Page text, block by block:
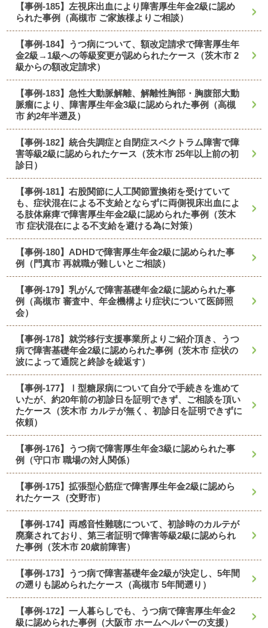
【事例-185】左視床出血により障害厚生年金2級に認め
られた事例（高槻市 ご家族様よりご相談）
【事例-184】うつ病について、額改定請求で障害厚生年
金2級→1級への等級変更が認められたケース（茨木市 2
級からの額改定請求）
【事例-183】急性大動脈解離、解離性胸部・胸腹部大動
脈瘤により、障害厚生年金3級に認められた事例（高槻
市 約2年半遡及）
【事例-182】統合失調症と自閉症スペクトラム障害で障
害等級2級に認められたケース（茨木市 25年以上前の初
診日）
【事例-181】右股関節に人工関節置換術を受けていて
も、症状混在による不支給とならずに両側視床出血によ
る肢体麻痺で障害厚生年金2級に認められた事例（茨木
市 症状混在による不支給を避ける為に対策）
【事例-180】ADHDで障害厚生年金2級に認められた事
例（門真市 再就職が難しいとご相談）
【事例-179】乳がんで障害基礎年金2級に認められた事
例（高槻市 審査中、年金機構より症状について医師照
会）
【事例-178】就労移行支援事業所よりご紹介頂き、うつ
病で障害基礎年金2級に認められた事例（茨木市 症状の
波によって通院と終診を繰返す）
【事例-177】Ⅰ型糖尿病について自分で手続きを進めて
いたが、約20年前の初診日を証明できず、ご相談を頂い
たケース（茨木市 カルテが無く、初診日を証明できずに
依頼）
【事例-176】うつ病で障害厚生年金3級に認められた事
例（守口市 職場の対人関係）
【事例-175】拡張型心筋症で障害厚生年金2級に認めら
れたケース（交野市）
【事例-174】両感音性難聴について、初診時のカルテが
廃棄されており、第三者証明で障害等級2級に認められ
た事例（茨木市 20歳前障害）
【事例-173】うつ病で障害基礎年金2級が決定し、5年間
の遡りも認められたケース（高槻市 5年間遡り）
【事例-172】一人暮らしでも、うつ病で障害厚生年金2
級に認められた事例（大阪市 ホームヘルパーの支援）